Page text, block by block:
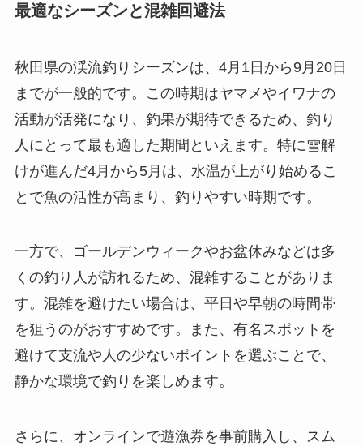
最適なシーズンと混雑回避法
秋田県の渓流釣りシーズンは、4月1日から9月20日
までが一般的です。この時期はヤマメやイワナの
活動が活発になり、釣果が期待できるため、釣り
人にとって最も適した期間といえます。特に雪解
けが進んだ4月から5月は、水温が上がり始めるこ
とで魚の活性が高まり、釣りやすい時期です。
一方で、ゴールデンウィークやお盆休みなどは多
くの釣り人が訪れるため、混雑することがありま
す。混雑を避けたい場合は、平日や早朝の時間帯
を狙うのがおすすめです。また、有名スポットを
避けて支流や人の少ないポイントを選ぶことで、
静かな環境で釣りを楽しめます。
さらに、オンラインで遊漁券を事前購入し、スム